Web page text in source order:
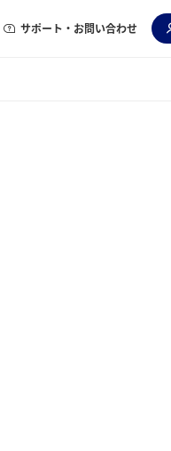
サポート・お問い合わせ